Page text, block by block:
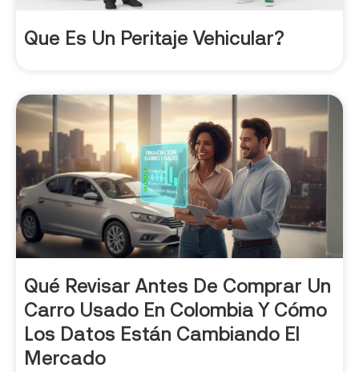
Que Es Un Peritaje Vehicular?
Qué Revisar Antes De Comprar Un
Carro Usado En Colombia Y Cómo
Los Datos Están Cambiando El
Mercado